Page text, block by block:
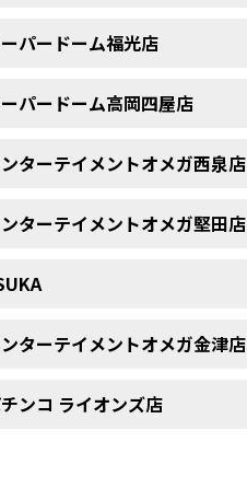
パードーム福光店
パードーム高岡四屋店
ターテイメントオメガ西泉店
ターテイメントオメガ堅田店
ターテイメントオメガ金津店
ンコ ライオンズ店